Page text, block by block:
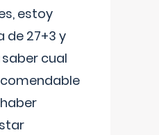
estoy
de 27+3 y
cual